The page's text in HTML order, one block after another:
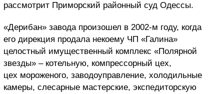
рассмотрит Приморский районный суд Одессы.
«Дерибан» завода произошел в 2002-м году, когда
его дирекция продала некоему ЧП «Галина»
целостный имущественный комплекс «Полярной
звезды» – котельную, компрессорный цех,
цех мороженого, заводоуправление, холодильные
камеры, слесарные мастерские, экспедиторскую